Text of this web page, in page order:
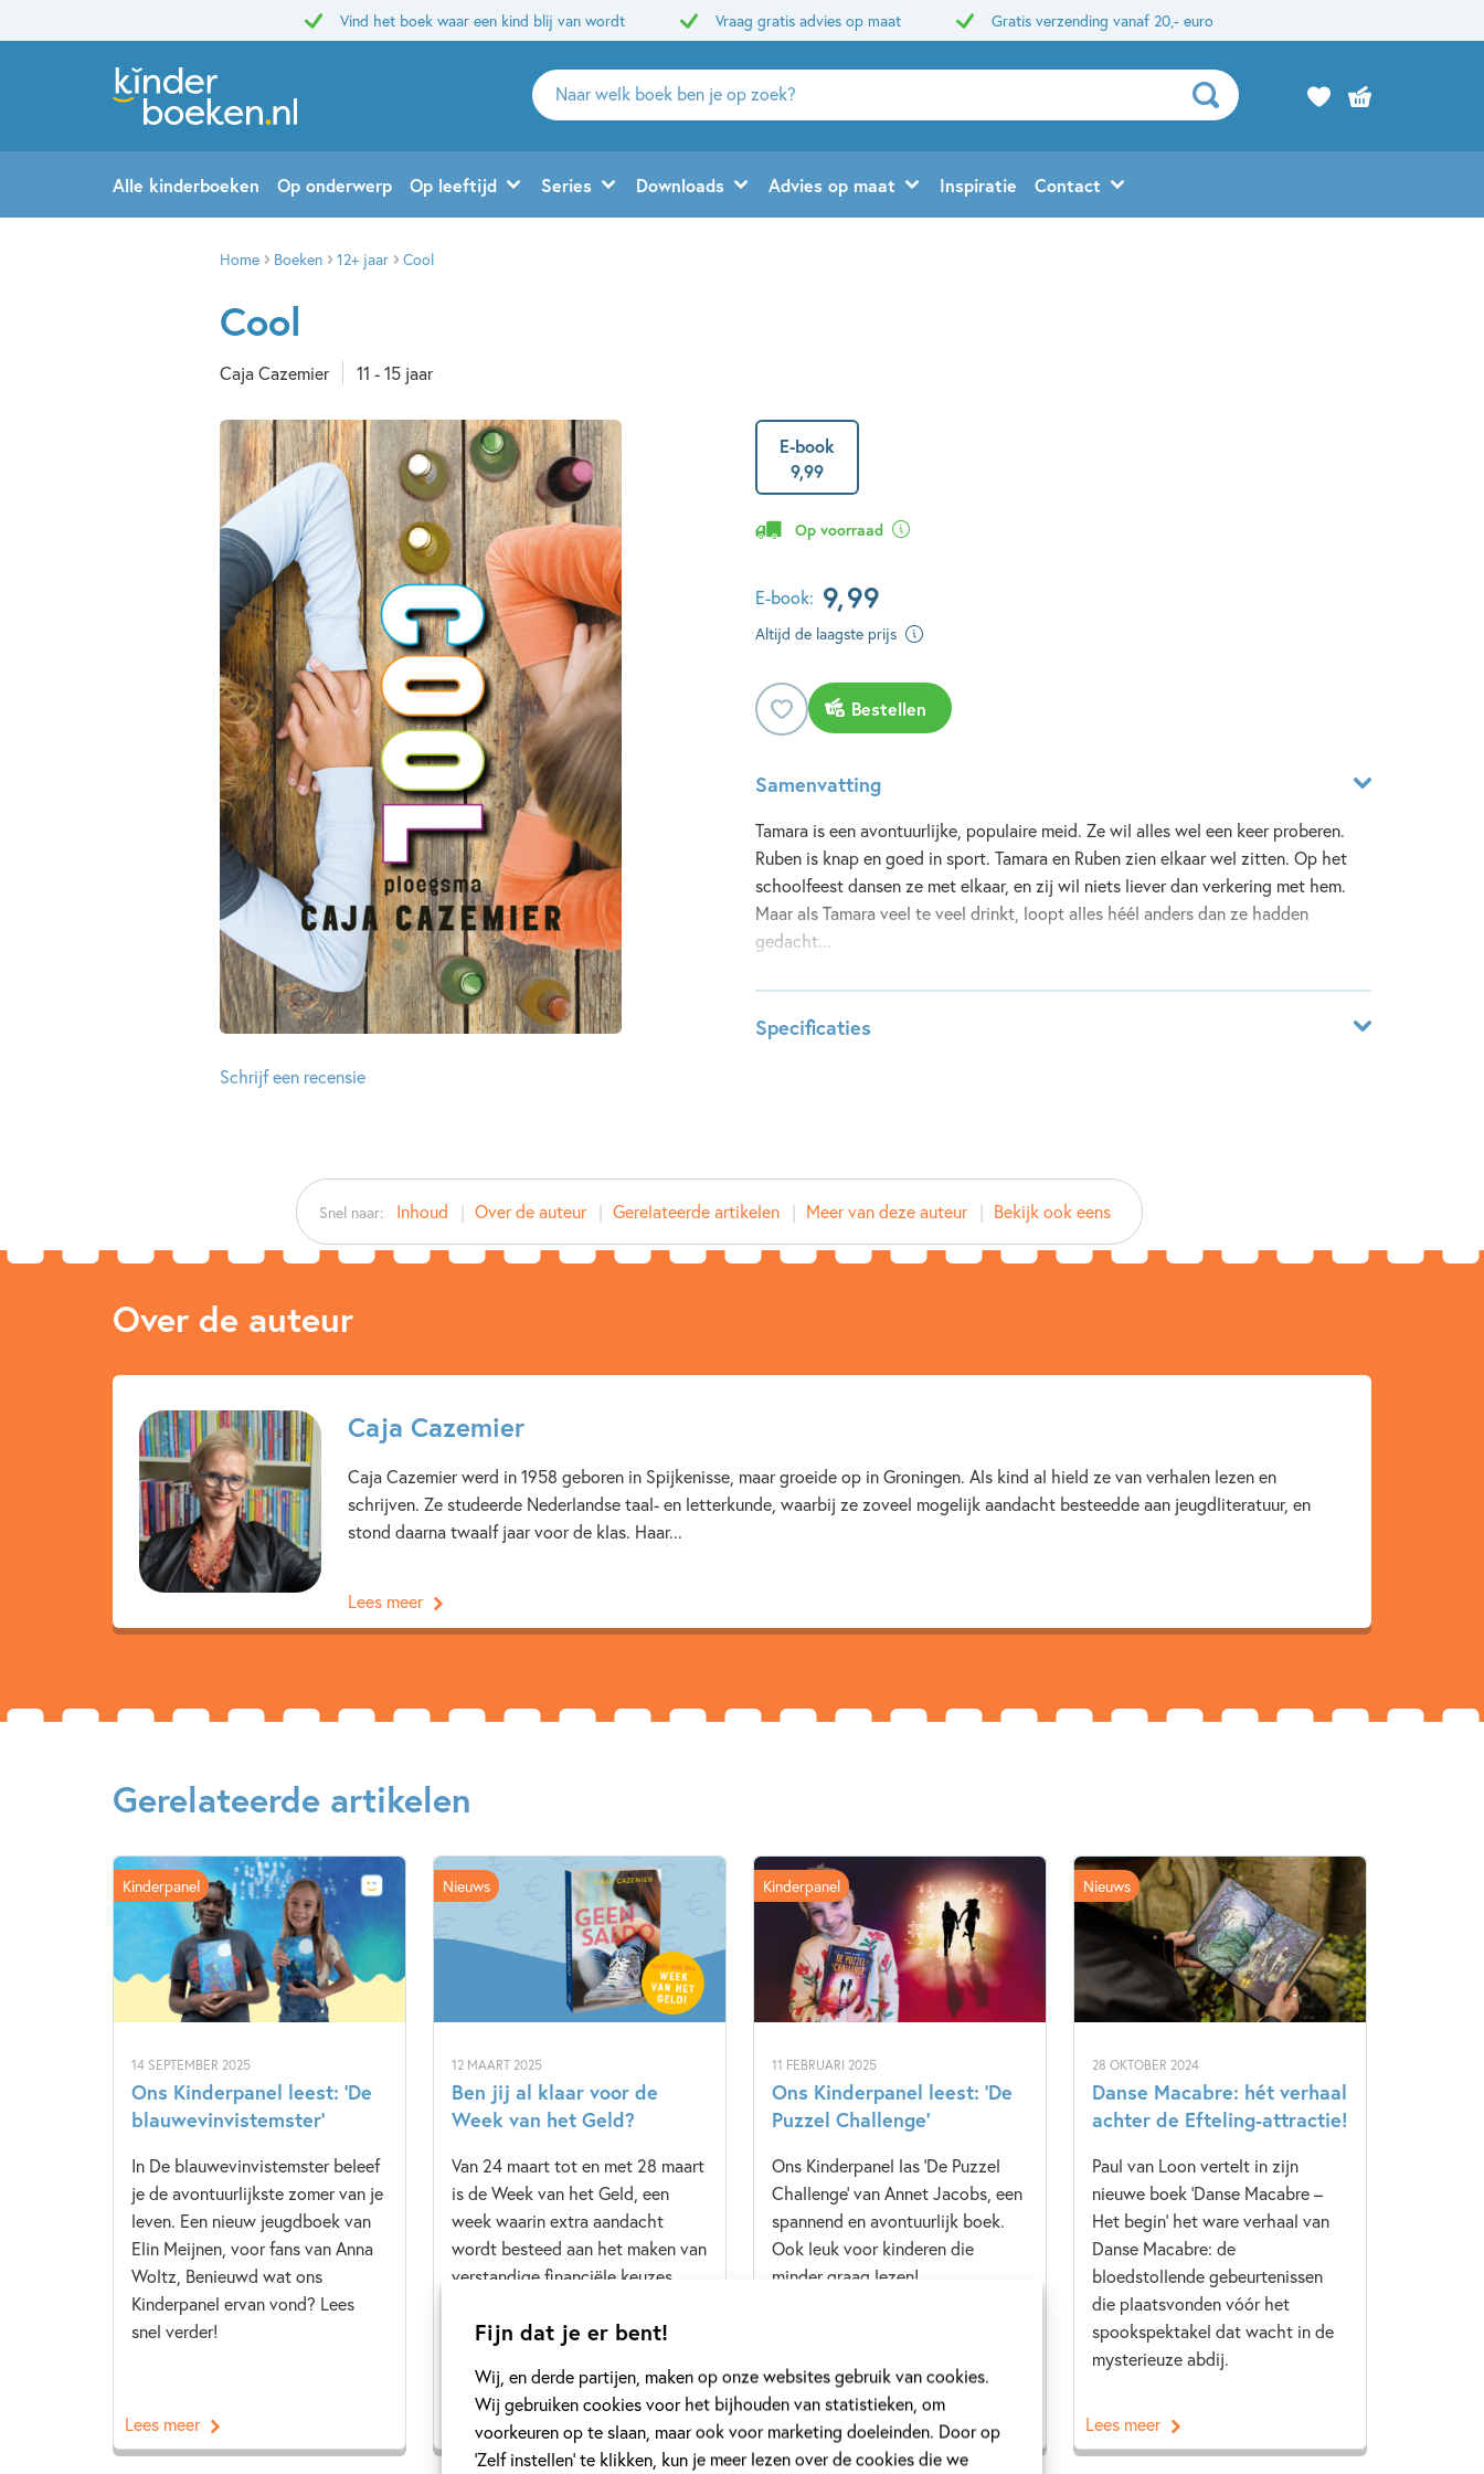
Fijn dat je er bent!
Wij, en derde partijen, maken op onze websites gebruik van cookies.
Wij gebruiken cookies voor het bijhouden van statistieken, om
voorkeuren op te slaan, maar ook voor marketing doeleinden. Door op
‘Zelf instellen’ te klikken, kun je meer lezen over de cookies die we
Vind het boek waar een kind blij van wordt Vraag gratis advies op maat Gratis verzending vanaf 20,- euro
Zoeken
naar
en
uitgevers
Alle kinderboeken Op onderwerp Op leeftijd Series Downloads Advies op maat Inspiratie Contact
Home Boeken 12+ jaar Cool
Cool
Caja Cazemier 11 - 15 jaar
Schrijf een recensie
E-book
9,99
Op voorraad
E-book: 9,99
Altijd de laagste prijs
Bestellen
Samenvatting
Tamara is een avontuurlijke, populaire meid. Ze wil alles wel een keer proberen.
Ruben is knap en goed in sport. Tamara en Ruben zien elkaar wel zitten. Op het
schoolfeest dansen ze met elkaar, en zij wil niets liever dan verkering met hem.
Maar als Tamara veel te veel drinkt, loopt alles héél anders dan ze hadden
gedacht...
Specificaties
Auteur(s):
Caja Cazemier
Prijs:
9,99
Liefde & verliefdheid
Ontwikkeling kind
Op & rond school
Pesten & misbruik
Zelfvertrouwen & weerbaarheid Caja Cazemier
Snel naar: Inhoud Over de auteur Gerelateerde artikelen Meer van deze auteur Bekijk ook eens
Over de auteur
Caja Cazemier
Caja Cazemier werd in 1958 geboren in Spijkenisse, maar groeide op in Groningen. Als kind al hield ze van verhalen lezen en
schrijven. Ze studeerde Nederlandse taal- en letterkunde, waarbij ze zoveel mogelijk aandacht besteedde aan jeugdliteratuur, en
stond daarna twaalf jaar voor de klas. Haar...
Lees meer
Gerelateerde artikelen
14 SEPTEMBER 2025
Ons Kinderpanel leest: ‘De
blauwevinvistemster’
In De blauwevinvistemster beleef
je de avontuurlijkste zomer van je
leven. Een nieuw jeugdboek van
Elin Meijnen, voor fans van Anna
Woltz, Benieuwd wat ons
Kinderpanel ervan vond? Lees
snel verder!
Kinderpanel
Lees meer
12 MAART 2025
Ben jij al klaar voor de
Week van het Geld?
Van 24 maart tot en met 28 maart
is de Week van het Geld, een
week waarin extra aandacht
wordt besteed aan het maken van
verstandige financiële keuzes
van Caja Cazemier, Geen Saldo,
Nieuws
Lees meer
11 FEBRUARI 2025
Ons Kinderpanel leest: ‘De
Puzzel Challenge’
Ons Kinderpanel las 'De Puzzel
Challenge' van Annet Jacobs, een
spannend en avontuurlijk boek.
Ook leuk voor kinderen die
minder graag lezen!
Kinderpanel
Lees meer
28 OKTOBER 2024
Danse Macabre: hét verhaal
achter de Efteling-attractie!
Paul van Loon vertelt in zijn
nieuwe boek ‘Danse Macabre –
Het begin’ het ware verhaal van
Danse Macabre: de
bloedstollende gebeurtenissen
die plaatsvonden vóór het
spookspektakel dat wacht in de
mysterieuze abdij.
Nieuws
Lees meer